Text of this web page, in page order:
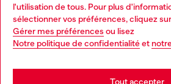
l'utilisation de tous. Pour plus
sélectionner vos préférences, cliquez sur
Gérer mes préférences ou lisez
Notre politique de confidentialitéet
Tout accepter
Country: FR
Choose your location
You are currently browsing France
may be based in United States